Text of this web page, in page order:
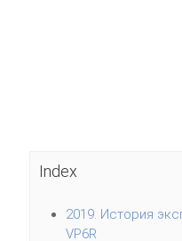
Index
2019. История
VP6R